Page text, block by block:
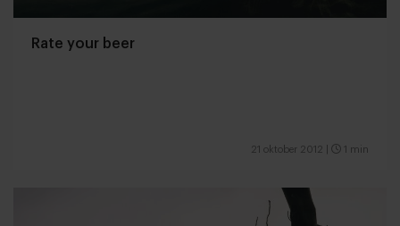
Rate your beer
21 oktober 2012 1 min